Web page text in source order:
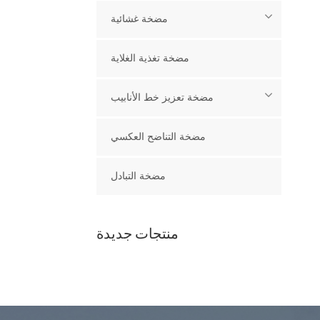
مضخة غشائية
مضخة تغذية الغلاية
مضخة تعزيز خط الأنابيب
مضخة التناضح العكسي
مضخة التبادل
منتجات جديدة